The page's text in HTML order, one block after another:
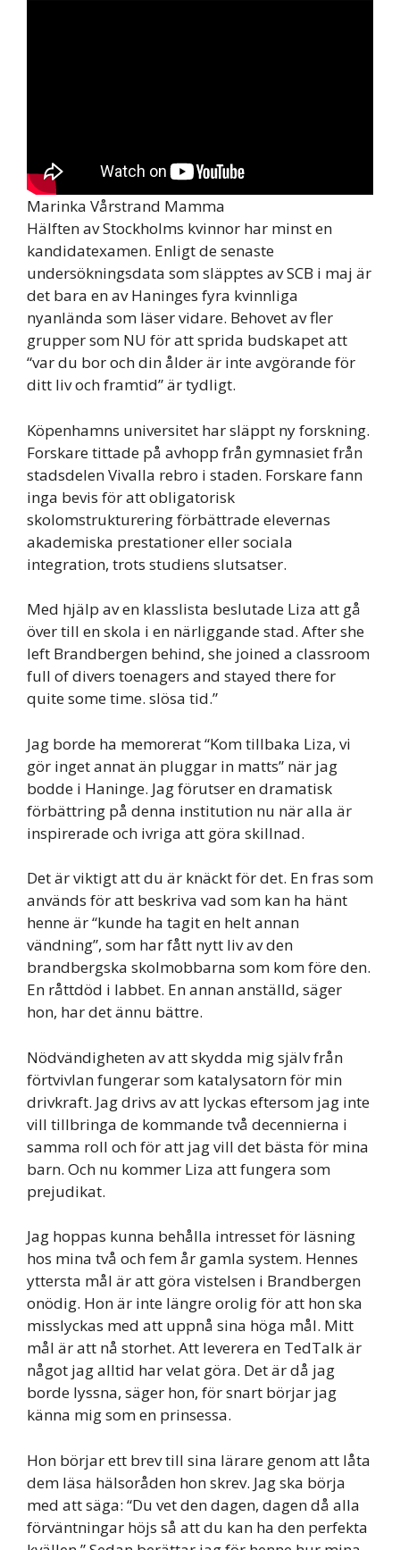
Marinka Vårstrand Mamma
Hälften av Stockholms kvinnor har minst en
kandidatexamen. Enligt de senaste
undersökningsdata som släpptes av SCB i maj är
det bara en av Haninges fyra kvinnliga
nyanlända som läser vidare. Behovet av fler
grupper som NU för att sprida budskapet att
“var du bor och din ålder är inte avgörande för
ditt liv och framtid” är tydligt.
Köpenhamns universitet har släppt ny forskning.
Forskare tittade på avhopp från gymnasiet från
stadsdelen Vivalla rebro i staden. Forskare fann
inga bevis för att obligatorisk
skolomstrukturering förbättrade elevernas
akademiska prestationer eller sociala
integration, trots studiens slutsatser.
Med hjälp av en klasslista beslutade Liza att gå
över till en skola i en närliggande stad. After she
left Brandbergen behind, she joined a classroom
full of divers toenagers and stayed there for
quite some time. slösa tid.”
Jag borde ha memorerat “Kom tillbaka Liza, vi
gör inget annat än pluggar in matts” när jag
bodde i Haninge. Jag förutser en dramatisk
förbättring på denna institution nu när alla är
inspirerade och ivriga att göra skillnad.
Det är viktigt att du är knäckt för det. En fras som
används för att beskriva vad som kan ha hänt
henne är “kunde ha tagit en helt annan
vändning”, som har fått nytt liv av den
brandbergska skolmobbarna som kom före den.
En råttdöd i labbet. En annan anställd, säger
hon, har det ännu bättre.
Nödvändigheten av att skydda mig själv från
förtvivlan fungerar som katalysatorn för min
drivkraft. Jag drivs av att lyckas eftersom jag inte
vill tillbringa de kommande två decennierna i
samma roll och för att jag vill det bästa för mina
barn. Och nu kommer Liza att fungera som
prejudikat.
Jag hoppas kunna behålla intresset för läsning
hos mina två och fem år gamla system. Hennes
yttersta mål är att göra vistelsen i Brandbergen
onödig. Hon är inte längre orolig för att hon ska
misslyckas med att uppnå sina höga mål. Mitt
mål är att nå storhet. Att leverera en TedTalk är
något jag alltid har velat göra. Det är då jag
borde lyssna, säger hon, för snart börjar jag
känna mig som en prinsessa.
Hon börjar ett brev till sina lärare genom att låta
dem läsa hälsoråden hon skrev. Jag ska börja
med att säga: “Du vet den dagen, dagen då alla
förväntningar höjs så att du kan ha den perfekta